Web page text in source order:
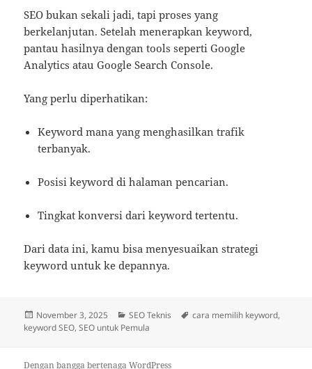
SEO bukan sekali jadi, tapi proses yang
berkelanjutan. Setelah menerapkan keyword,
pantau hasilnya dengan tools seperti Google
Analytics atau Google Search Console.
Yang perlu diperhatikan:
Keyword mana yang menghasilkan trafik
terbanyak.
Posisi keyword di halaman pencarian.
Tingkat konversi dari keyword tertentu.
Dari data ini, kamu bisa menyesuaikan strategi
keyword untuk ke depannya.
Diposkan
pada
November 3, 2025 Kategori
SEO Teknis Tag
cara memilih keyword,
keyword SEO,SEO untuk Pemula
Dengan bangga bertenaga WordPress